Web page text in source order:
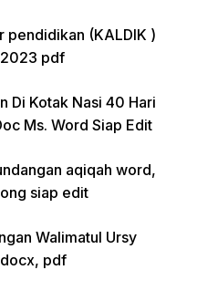
pendidikan (KALDIK )
pdf
Di Kotak Nasi 40 Hari
Ms. Word Siap Edit
aqiqah word,
siap edit
Walimatul Ursy
pdf